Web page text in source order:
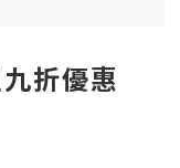
折優惠